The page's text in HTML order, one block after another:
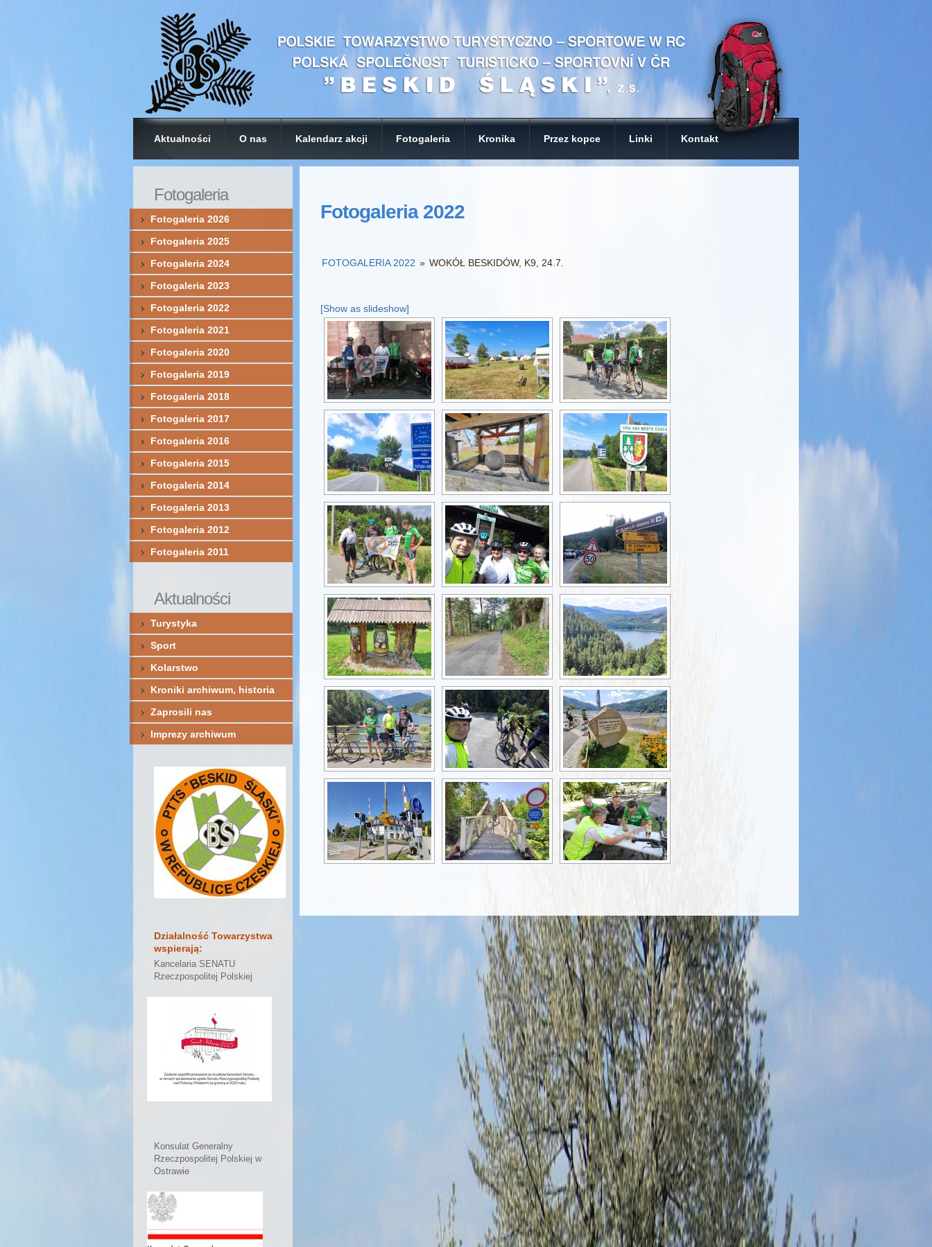
Aktualności O nas Kalendarz akcji Fotogaleria Kronika Przez kopce Linki Kontakt
Fotogaleria 2022
FOTOGALERIA 2022 » WOKÓŁ BESKIDÓW, K9, 24.7.
[Show as slideshow]
Fotogaleria
Fotogaleria 2026
Fotogaleria 2025
Fotogaleria 2024
Fotogaleria 2023
Fotogaleria 2022
Fotogaleria 2021
Fotogaleria 2020
Fotogaleria 2019
Fotogaleria 2018
Fotogaleria 2017
Fotogaleria 2016
Fotogaleria 2015
Fotogaleria 2014
Fotogaleria 2013
Fotogaleria 2012
Fotogaleria 2011
Aktualności
Turystyka
Sport
Kolarstwo
Kroniki archiwum, historia
Zaprosili nas
Imprezy archiwum
Działalność Towarzystwa
wspierają:
Kancelaria SENATU
Rzeczpospolitej Polskiej
Konsulat Generalny
Rzeczpospolitej Polskiej w
Ostrawie